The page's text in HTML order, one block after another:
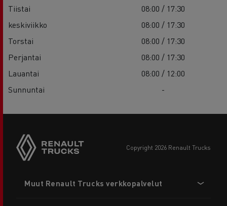
Tiistai
08:00 / 17:30
keskiviikko
08:00 / 17:30
Torstai
08:00 / 17:30
Perjantai
08:00 / 17:30
Lauantai
08:00 / 12:00
Sunnuntai
-
copyright 2026 Renault Trucks
menu
Muut Renault Trucks verkkopalvelut